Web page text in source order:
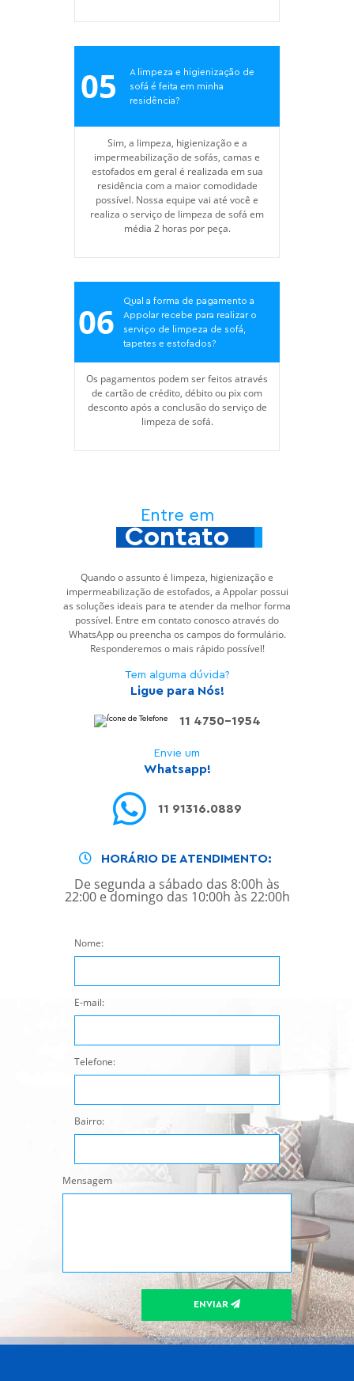
05
A limpeza e higienização de
sofá é feita em minha
residência?
Sim, a limpeza, higienização e a
impermeabilização de sofás, camas e
estofados em geral é realizada em sua
residência com a maior comodidade
possível. Nossa equipe vai até você e
realiza o serviço de limpeza de sofá em
média 2 horas por peça.
06
Qual a forma de pagamento a
Appolar recebe para realizar o
serviço de limpeza de sofá,
tapetes e estofados?
Os pagamentos podem ser feitos através
de cartão de crédito, débito ou pix com
desconto após a conclusão do serviço de
limpeza de sofá.
Entre em
Contato
Quando o assunto é limpeza, higienização e
impermeabilização de estofados, a Appolar possui
as soluções ideais para te atender da melhor forma
possível. Entre em contato conosco através do
WhatsApp ou preencha os campos do formulário.
Responderemos o mais rápido possível!
Tem alguma dúvida?
Ligue para Nós!
11 4750-1954
Envie um
Whatsapp!
11 91316.0889
HORÁRIO DE ATENDIMENTO:
De segunda a sábado das 8:00h às
22:00 e domingo das 10:00h às 22:00h
Nome:
E-mail:
Telefone:
Bairro:
Mensagem
ENVIAR